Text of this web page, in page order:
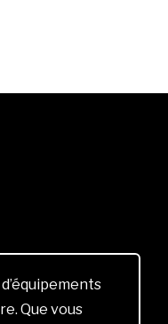
Que vous